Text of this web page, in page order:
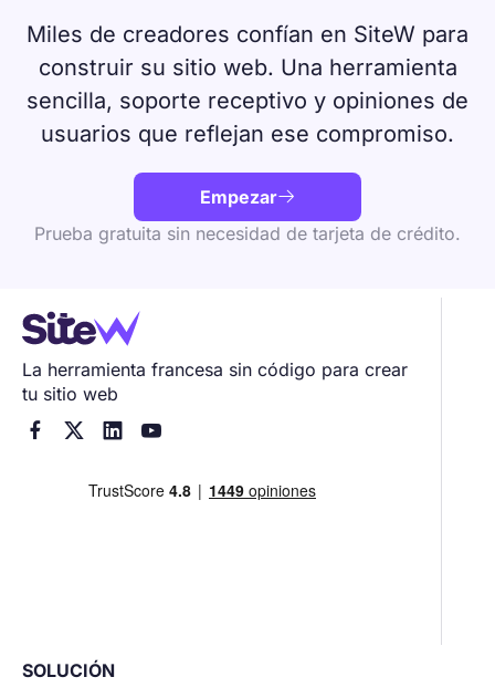
Miles de creadores confían en SiteW para
construir su sitio web. Una herramienta
sencilla, soporte receptivo y opiniones de
usuarios que reflejan ese compromiso.

Empezar
Prueba gratuita sin necesidad de tarjeta de crédito.
La herramienta francesa sin código para crear
tu sitio web
   
SOLUCIÓN